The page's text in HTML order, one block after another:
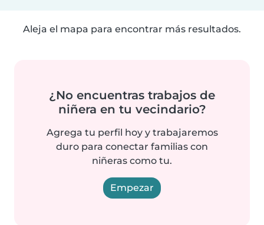
Aleja el mapa para encontrar más resultados.
¿No encuentras trabajos de
niñera en tu vecindario?
Agrega tu perfil hoy y trabajaremos
duro para conectar familias con
niñeras como tu.
Empezar